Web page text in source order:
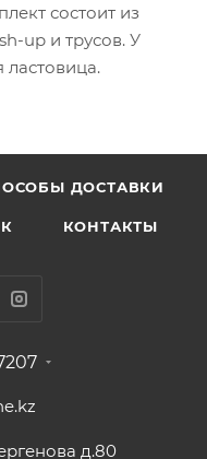
состоит из
up и трусов. У
ластовица.
ДОСТАВКИ
КОНТАКТЫ
д.80